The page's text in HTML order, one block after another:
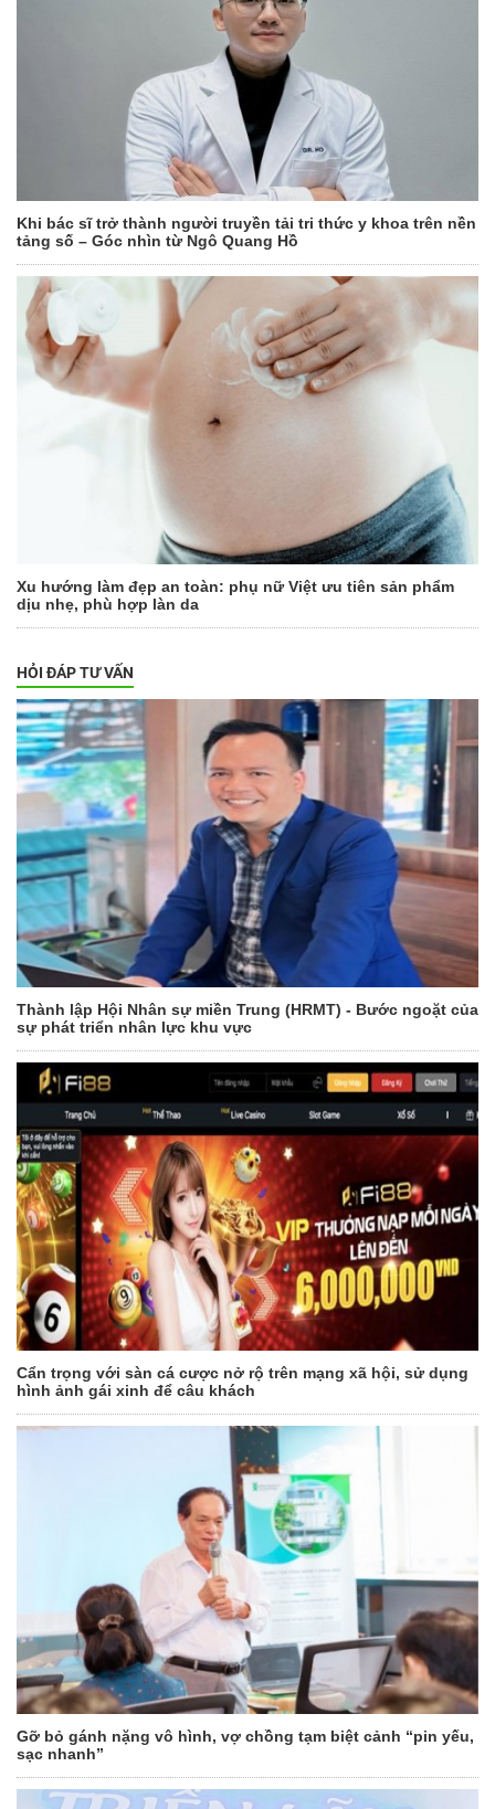
Khi bác sĩ trở thành người truyền tải tri thức y khoa trên nền
tảng số – Góc nhìn từ Ngô Quang Hồ
Xu hướng làm đẹp an toàn: phụ nữ Việt ưu tiên sản phẩm
dịu nhẹ, phù hợp làn da
HỎI ĐÁP TƯ VẤN
Thành lập Hội Nhân sự miền Trung (HRMT) - Bước ngoặt của
sự phát triển nhân lực khu vực
Cẩn trọng với sàn cá cược nở rộ trên mạng xã hội, sử dụng
hình ảnh gái xinh để câu khách
Gỡ bỏ gánh nặng vô hình, vợ chồng tạm biệt cảnh “pin yếu,
sạc nhanh”